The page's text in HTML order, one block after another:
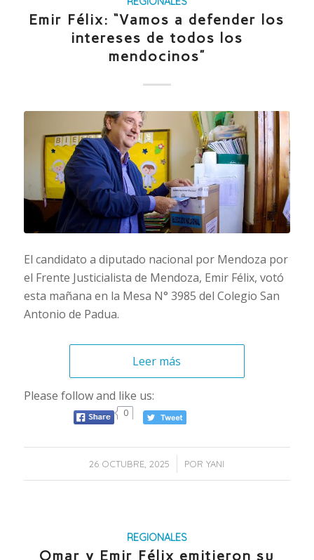
Emir Félix: “Vamos a defender los
intereses de todos los
mendocinos”
El candidato a diputado nacional por Mendoza por
el Frente Justicialista de Mendoza, Emir Félix, votó
esta mañana en la Mesa N° 3985 del Colegio San
Antonio de Padua.
Leer más
Please follow and like us:
0
26 OCTUBRE, 2025
/ PORYANI
REGIONALES
Omar y Emir Félix emitieron su